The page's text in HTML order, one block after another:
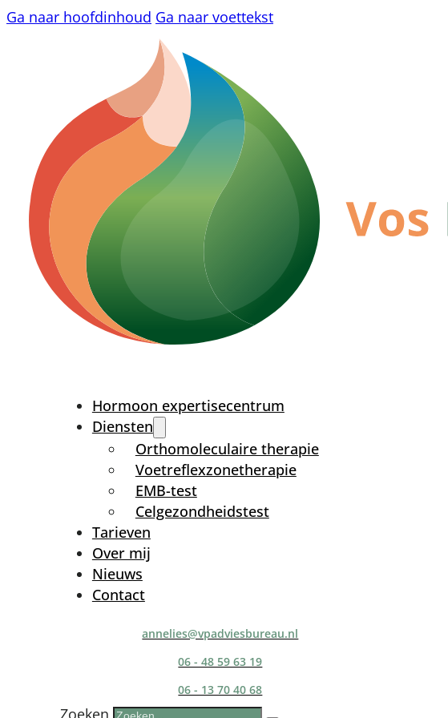
Ga naar hoofdinhoud Ga naar voettekst
Hormoon expertisecentrum
Diensten
Orthomoleculaire therapie
Voetreflexzonetherapie
EMB-test
Celgezondheidstest
Tarieven
Over mij
Nieuws
Contact
annelies@vpadviesbureau.nl
06 - 48 59 63 19
06 - 13 70 40 68
Zoeken